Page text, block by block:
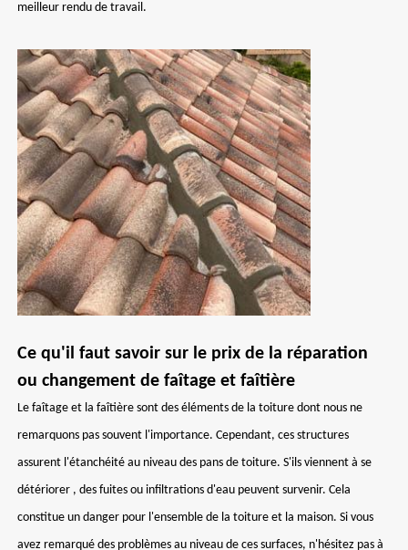
meilleur rendu de travail.
Ce qu'il faut savoir sur le prix de la réparation
ou changement de faîtage et faîtière
Le faîtage et la faîtière sont des éléments de la toiture dont nous ne
remarquons pas souvent l'importance. Cependant, ces structures
assurent l'étanchéité au niveau des pans de toiture. S'ils viennent à se
détériorer , des fuites ou infiltrations d'eau peuvent survenir. Cela
constitue un danger pour l'ensemble de la toiture et la maison. Si vous
avez remarqué des problèmes au niveau de ces surfaces, n'hésitez pas à